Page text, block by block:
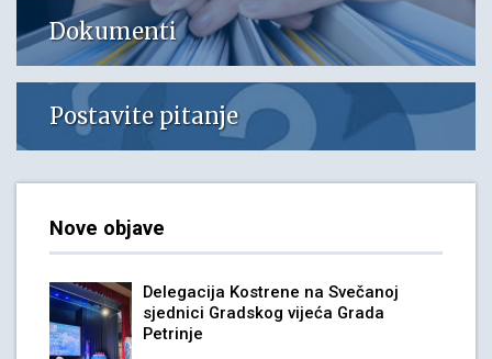
Dokumenti
Postavite pitanje
Nove objave
Delegacija Kostrene na Svečanoj
sjednici Gradskog vijeća Grada
Petrinje